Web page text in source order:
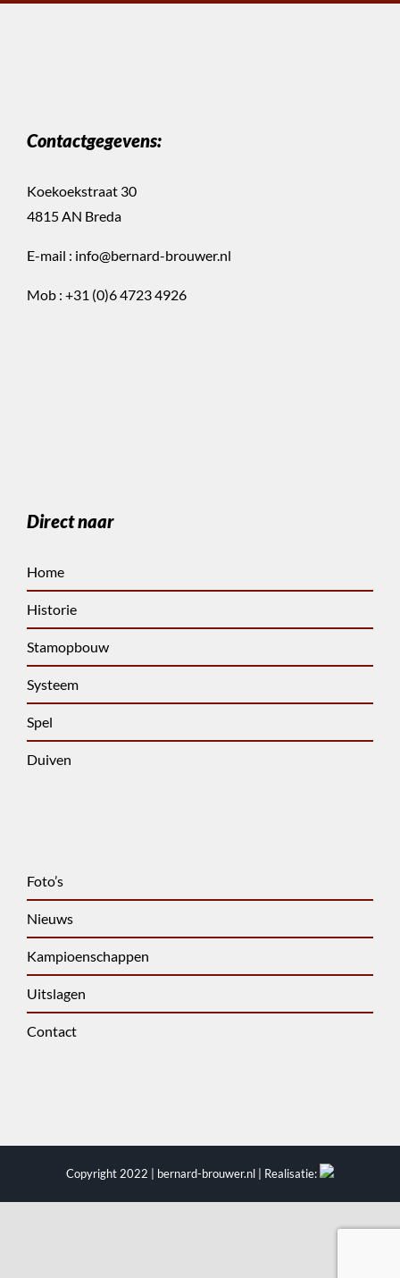
Contactgegevens:
Koekoekstraat 30
4815 AN Breda
E-mail : info@bernard-brouwer.nl
Mob : +31 (0)6 4723 4926
Direct naar
Home
Historie
Stamopbouw
Systeem
Spel
Duiven
Foto’s
Nieuws
Kampioenschappen
Uitslagen
Contact
Copyright 2022 | bernard-brouwer.nl | Realisatie: